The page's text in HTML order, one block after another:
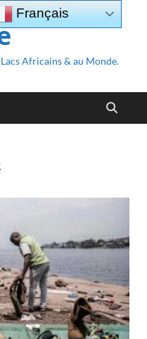
Lacs Africains & au Monde.
Français